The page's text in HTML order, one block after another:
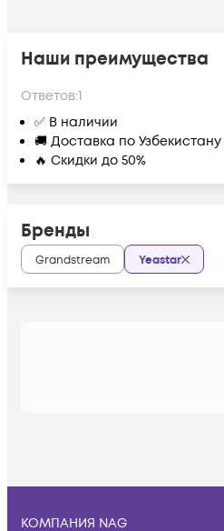
Наши преимущества
Ответов:1
✅ В наличии
🚚 Доставка по Узбекистану
🔥 Скидки до 50%
Бренды
Grandstream Yeastar
КОМПАНИЯ NAG